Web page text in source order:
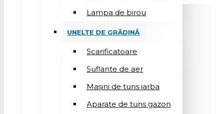
Lampa de birou
UNELTE DE GRĂDINĂ
Scarificatoare
Suflantе de aer
Mașini de tuns iarba
Aparate de tuns gazon